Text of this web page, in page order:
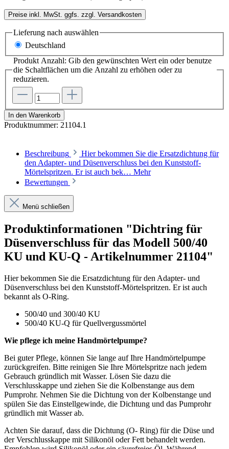
Preise inkl. MwSt. ggfs. zzgl. Versandkosten
Lieferung nach auswählen
Deutschland
Produkt Anzahl: Gib den gewünschten Wert ein oder benutze
die Schaltflächen um die Anzahl zu erhöhen oder zu
reduzieren.
In den Warenkorb
Produktnummer: 21104.1
Beschreibung
Hier bekommen Sie die Ersatzdichtung für
den Adapter- und Düsenverschluss bei den Kunststoff-
Mörtelspritzen. Er ist auch bek… Mehr
Bewertungen
Menü schließen
Produktinformationen "Dichtring für
Düsenverschluss für das Modell 500/40
KU und KU-Q - Artikelnummer 21104"
Hier bekommen Sie die Ersatzdichtung für den Adapter- und
Düsenverschluss bei den Kunststoff-Mörtelspritzen. Er ist auch
bekannt als O-Ring.
500/40 und 300/40 KU
500/40 KU-Q für Quellvergussmörtel
Wie pflege ich meine Handmörtelpumpe?
Bei guter Pflege, können Sie lange auf Ihre Handmörtelpumpe
zurückgreifen. Bitte reinigen Sie Ihre Mörtelspritze nach jedem
Gebrauch gründlich mit Wasser. Lösen Sie dazu die
Verschlusskappe und ziehen Sie die Kolbenstange aus dem
Pumprohr. Nehmen Sie die Dichtung von der Kolbenstange und
spülen Sie das Einstellgewinde, die Dichtung und das Pumprohr
gründlich mit Wasser ab.
Achten Sie darauf, dass die Dichtung (O- Ring) für die Düse und
der Verschlusskappe mit Silikonöl oder Fett behandelt werden.